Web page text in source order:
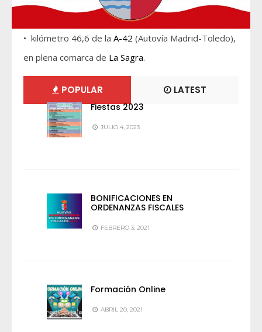
• kilómetro 46,6 de la A-42 (Autovía Madrid-Toledo),
en plena comarca de La Sagra.
POPULAR LATEST
Fiestas 2023
JULIO 4, 2023
BONIFICACIONES EN
ORDENANZAS FISCALES
FEBRERO 3, 2021
Formación Online
ABRIL 20, 2021